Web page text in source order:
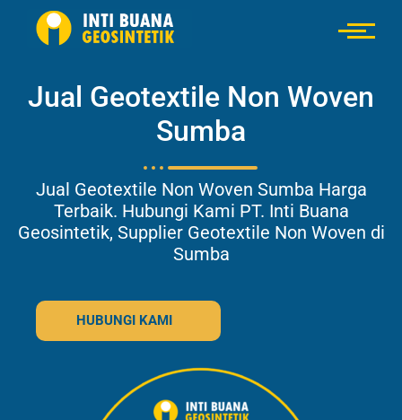
Jual Geotextile Non Woven
Sumba
Jual Geotextile Non Woven Sumba Harga
Terbaik. Hubungi Kami PT. Inti Buana
Geosintetik, Supplier Geotextile Non Woven di
Sumba
HUBUNGI KAMI